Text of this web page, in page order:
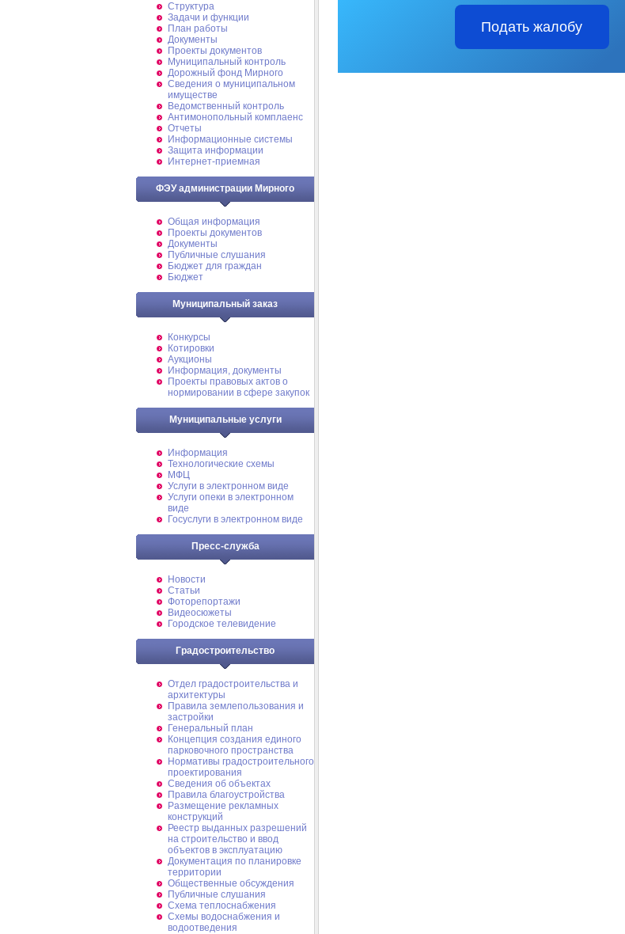
Структура
Задачи и функции
План работы
Документы
Проекты документов
Муниципальный контроль
Дорожный фонд Мирного
Cведения о муниципальном
имуществе
Ведомственный контроль
Антимонопольный комплаенс
Отчеты
Информационные системы
Защита информации
Интернет-приемная
ФЭУ администрации Мирного
Общая информация
Проекты документов
Документы
Публичные слушания
Бюджет для граждан
Бюджет
Муниципальный заказ
Конкурсы
Котировки
Аукционы
Информация, документы
Проекты правовых актов о
нормировании в сфере закупок
Муниципальные услуги
Информация
Технологические схемы
МФЦ
Услуги в электронном виде
Услуги опеки в электронном
виде
Госуслуги в электронном виде
Пресс-служба
Новости
Статьи
Фоторепортажи
Видеосюжеты
Городское телевидение
Градостроительство
Отдел градостроительства и
архитектуры
Правила землепользования и
застройки
Генеральный план
Концепция создания единого
парковочного пространства
Нормативы градостроительного
проектирования
Сведения об объектах
Правила благоустройства
Размещение рекламных
конструкций
Реестр выданных разрешений
на строительство и ввод
объектов в эксплуатацию
Документация по планировке
территории
Общественные обсуждения
Публичные слушания
Схема теплоснабжения
Схемы водоснабжения и
водоотведения
Подать жалобу